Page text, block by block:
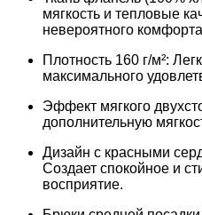
мягкость и тепловые
невероятного
Плотность 160 г/м²:
максимального
Эффект мягкого
дополнительную
Дизайн с красными
Создает спокойное и
восприятие.